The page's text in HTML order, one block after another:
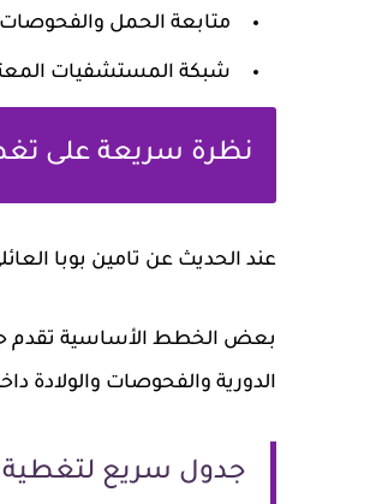
متابعة الحمل والفحوصات
شبكة المستشفيات
نظرة سريعة على
عند الحديث عن تامين بوبا
بعض الخطط الأساسية تقدم
الدورية والفحوصات
جدول سريع لتغطية